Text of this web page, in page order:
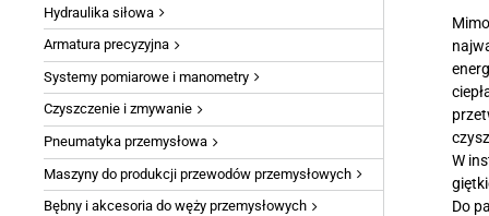
Węże do
Węże do
Węże
Węże i
Węże
Przewody
W
Do
Hydraulika siłowa
Armatura precyzyjna
Systemy pomiarowe i manometry
Czyszczenie i zmywanie
Pneumatyka przemysłowa
Maszyny do produkcji przewodów przemysłowych
Bębny i akcesoria do węży przemysłowych